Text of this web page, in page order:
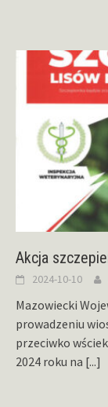
Akcja
2024-10-10
Mazowiecki
prowadzeniu
przeciwko
2024 roku na [...]